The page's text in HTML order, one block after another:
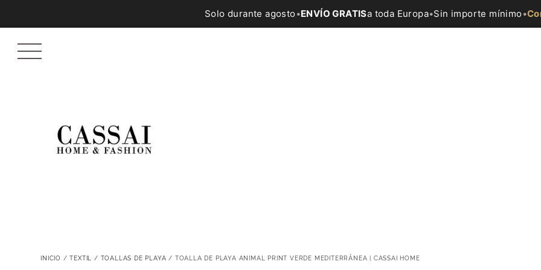
Solo durante agosto •ENVÍO GRATISa toda Europa•Sin importe mínimo •
INICIO /TEXTIL / TOALLAS DE PLAYA / TOALLA DE PLAYA ANIMAL PRINT VERDE MEDITERRÁNEA | CASSAI HOME